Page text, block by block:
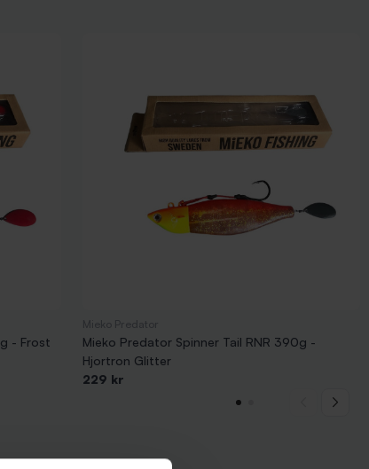
- Frost
Mieko Predator Spinner Tail RNR 390g -
Hjortron Glitter
229 kr